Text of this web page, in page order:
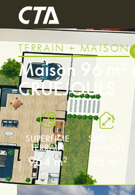
TERRAIN + MAISON
Maison 96 m²
CRUEJOULS
SUPERFICIE
TERRAIN
964 m²
SURFACE
MAISON